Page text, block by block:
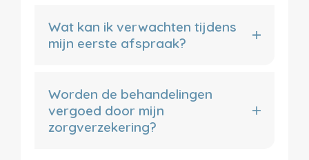
Wat kan ik verwachten tijdens
mijn eerste afspraak?
Worden de behandelingen
vergoed door mijn
zorgverzekering?